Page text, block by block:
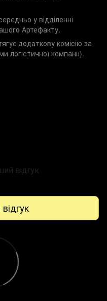
у відділенні
Артефакту.
додаткову комісію за
логістичної компанії).
відгук